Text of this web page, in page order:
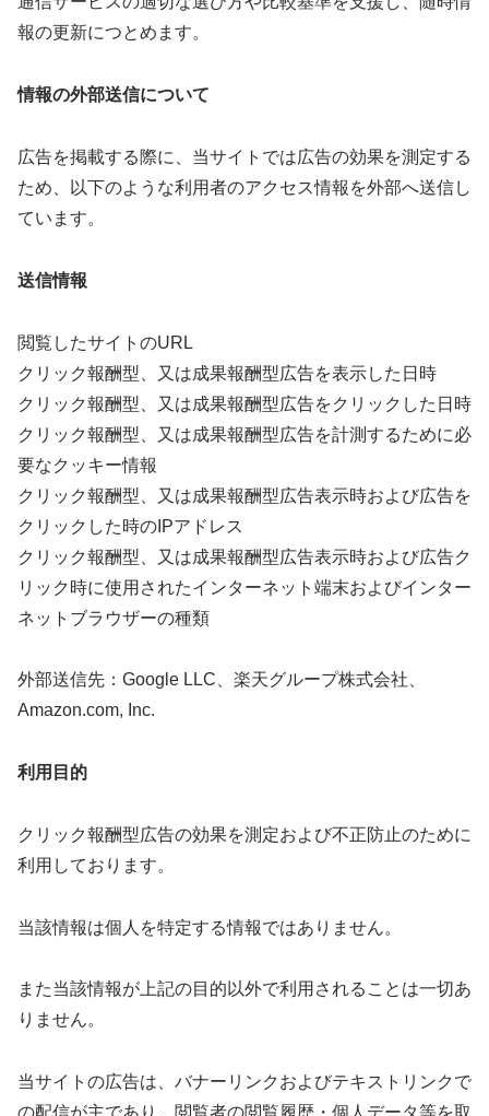
報の更新につとめます。
情報の外部送信について
広告を掲載する際に、当サイトでは広告の効果を測定する
ため、以下のような利用者のアクセス情報を外部へ送信し
ています。
送信情報
閲覧したサイトのURL
クリック報酬型、又は成果報酬型広告を表示した日時
クリック報酬型、又は成果報酬型広告をクリックした日時
クリック報酬型、又は成果報酬型広告を計測するために必
要なクッキー情報
クリック報酬型、又は成果報酬型広告表示時および広告を
クリックした時のIPアドレス
クリック報酬型、又は成果報酬型広告表示時および広告ク
リック時に使用されたインターネット端末およびインター
ネットブラウザーの種類
外部送信先：Google LLC、楽天グループ株式会社、
Amazon.com, Inc.
利用目的
クリック報酬型広告の効果を測定および不正防止のために
利用しております。
当該情報は個人を特定する情報ではありません。
また当該情報が上記の目的以外で利用されることは一切あ
りません。
当サイトの広告は、バナーリンクおよびテキストリンクで